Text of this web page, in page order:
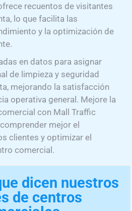
recuentos de visitantes
lo que facilita las
y la optimización de
en datos para asignar
de limpieza y seguridad
mejorando la satisfacción
operativa general. Mejore la
con Mall Traffic
mejor el
clientes y optimizar el
comercial.
dicen nuestros
de centros